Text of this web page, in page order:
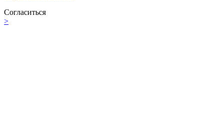
Согласиться
>